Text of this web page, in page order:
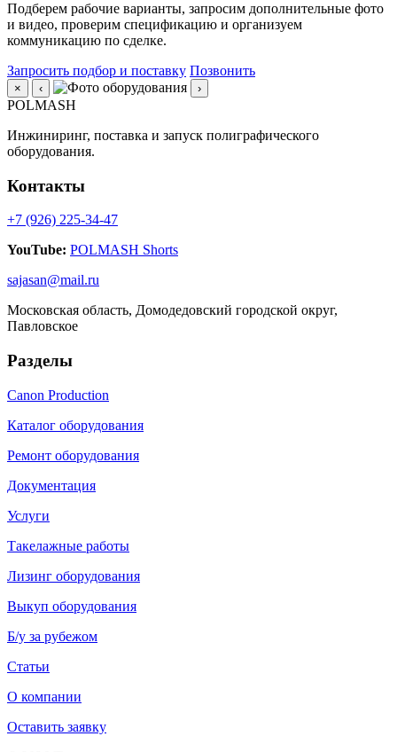
Подберем рабочие варианты, запросим дополнительные фото
и видео, проверим спецификацию и организуем
коммуникацию по сделке.
Запросить подбор и поставку Позвонить
× ‹ ›
POLMASH
Инжиниринг, поставка и запуск полиграфического
оборудования.
Контакты
+7 (926) 225-34-47
YouTube: POLMASH Shorts
sajasan@mail.ru
Московская область, Домодедовский городской округ,
Павловское
Разделы
Canon Production
Каталог оборудования
Ремонт оборудования
Документация
Услуги
Такелажные работы
Лизинг оборудования
Выкуп оборудования
Б/у за рубежом
Статьи
О компании
Оставить заявку